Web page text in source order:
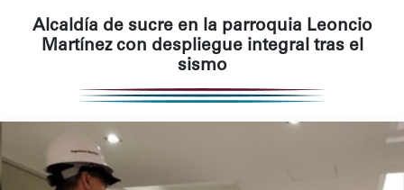
Alcaldía de sucre en la parroquia Leoncio
Martínez con despliegue integral tras el
sismo